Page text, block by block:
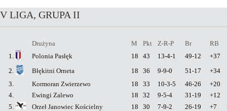
V LIGA, GRUPA II
Drużyna M Pkt Z-R-P Br
RB
1.
Polonia Pasłęk 18 43 13-4-1 49-12
+37
2.
Błękitni Orneta 18 36 9-9-0 51-17
+34
3.
Kormoran Zwierzewo 18 33 10-3-5 46-26
+20
4.
Ewingi Zalewo 18 32 9-5-4 31-19
+12
5.
Orzeł Janowiec Kościelny 18 30 7-9-2 26-19
+7